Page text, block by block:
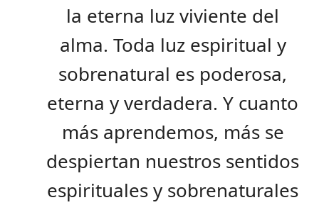
la eterna luz viviente del
alma. Toda luz espiritual y
sobrenatural es poderosa,
eterna y verdadera. Y cuanto
más aprendemos, más se
despiertan nuestros sentidos
espirituales y sobrenaturales